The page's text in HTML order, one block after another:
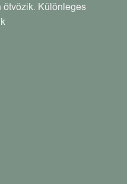
ötvözik. Különleges